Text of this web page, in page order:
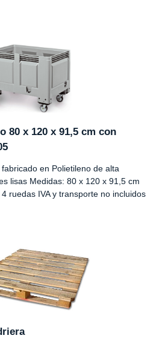
80 x 120 x 91,5 cm con
en Polietileno de alta
lisas Medidas: 80 x 120 x 91,5 cm
ruedas IVA y transporte no incluidos